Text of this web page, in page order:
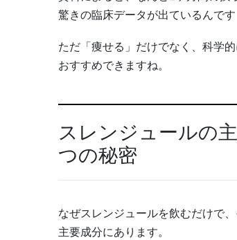
驚きの臨床データが出ているんです
ただ「痩せる」だけでなく、科学
おすすめできますね。
スレンジュールの
つの秘密
なぜスレンジュールを飲むだけで
主要成分にあります。